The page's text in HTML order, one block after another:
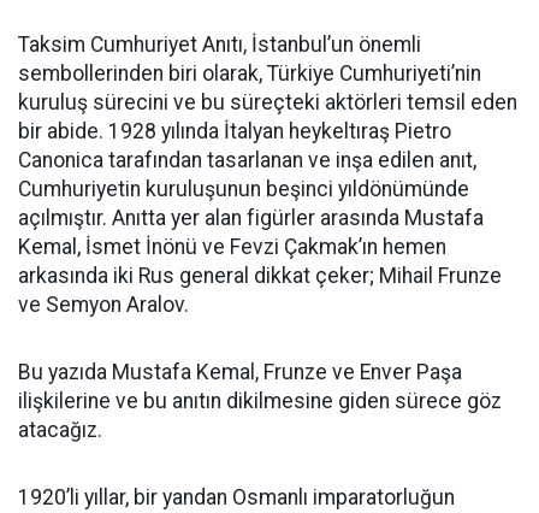
Taksim Cumhuriyet Anıtı, İstanbul’un önemli
sembollerinden biri olarak, Türkiye Cumhuriyeti’nin
kuruluş sürecini ve bu süreçteki aktörleri temsil eden
bir abide. 1928 yılında İtalyan heykeltıraş Pietro
Canonica tarafından tasarlanan ve inşa edilen anıt,
Cumhuriyetin kuruluşunun beşinci yıldönümünde
açılmıştır. Anıtta yer alan figürler arasında Mustafa
Kemal, İsmet İnönü ve Fevzi Çakmak’ın hemen
arkasında iki Rus general dikkat çeker; Mihail Frunze
ve Semyon Aralov.
Bu yazıda Mustafa Kemal, Frunze ve Enver Paşa
ilişkilerine ve bu anıtın dikilmesine giden sürece göz
atacağız.
1920’li yıllar, bir yandan Osmanlı imparatorluğun